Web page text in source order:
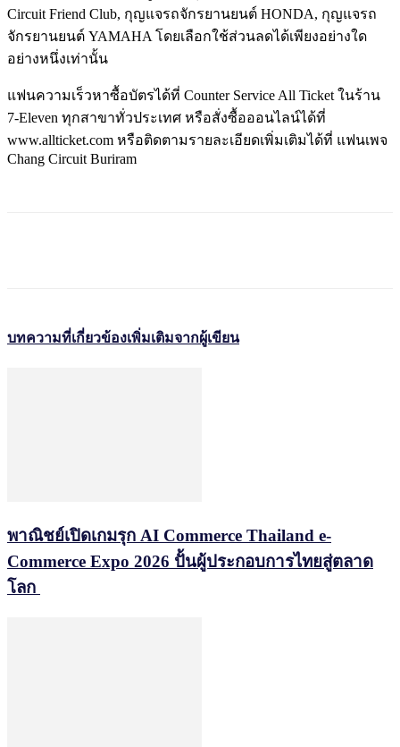
Circuit Friend Club, กุญแจรถจักรยานยนต์ HONDA, กุญแจรถ
จักรยานยนต์ YAMAHA โดยเลือกใช้ส่วนลดได้เพียงอย่างใด
อย่างหนึ่งเท่านั้น
แฟนความเร็วหาซื้อบัตรได้ที่ Counter Service All Ticket ในร้าน
7-Eleven ทุกสาขาทั่วประเทศ หรือสั่งซื้อออนไลน์ได้ที่
www.allticket.com หรือติดตามรายละเอียดเพิ่มเติมได้ที่ แฟนเพจ
Chang Circuit Buriram
บทความที่เกี่ยวข้องเพิ่มเติมจากผู้เขียน
พาณิชย์เปิดเกมรุก AI Commerce Thailand e-
Commerce Expo 2026 ปั้นผู้ประกอบการไทยสู่ตลาด
โลก